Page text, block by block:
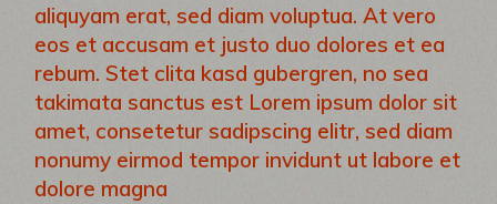
aliquyam erat, sed diam voluptua. At vero
eos et accusam et justo duo dolores et ea
rebum. Stet clita kasd gubergren, no sea
takimata sanctus est Lorem ipsum dolor sit
amet, consetetur sadipscing elitr, sed diam
nonumy eirmod tempor invidunt ut labore et
dolore magna